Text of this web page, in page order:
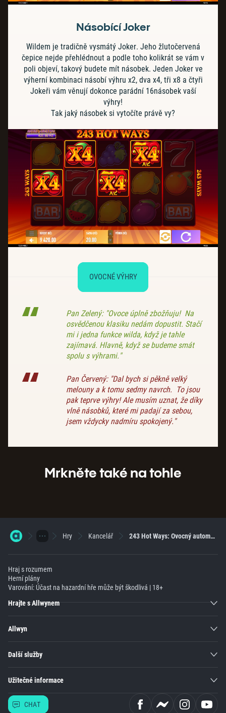
Násobící Joker
Wildem je tradičně vysmátý Joker. Jeho žlutočervená
čepice nejde přehlédnout a podle toho kolikrát se vám v
poli objeví, takový budete mít násobek. Jeden Joker ve
výherní kombinaci násobí výhru x2, dva x4, tři x8 a čtyři
Jokeři vám věnují dokonce parádní 16násobek vaší
výhry!
Tak jaký násobek si vytočíte právě vy?
OVOCNÉ VÝHRY
Pan Zelený: "Ovoce úplně zbožňuju! Na
osvědčenou klasiku nedám dopustit. Stačí
mi i jedna funkce wilda, když je tahle
zajímavá. Hlavně, když se budeme smát
spolu s výhrami."
Pan Červený: "Dal bych si pěkně velký
melouny a k tomu sedmy navrch. To jsou
pak teprve výhry! Ale musím uznat, že díky
vlně násobků, které mi padají za sebou,
jsem vždycky nadmíru spokojený."
Mrkněte také na tohle
Hry Kancelář 243 Hot Ways: Ovocný automat plný vitaminů a bombastických výher
Hraj s rozumem
Herní plány
Varování: Účast na hazardní hře může být škodlivá | 18+
Hrajte s Allwynem
Allwyn
Další služby
Užitečné informace
CHAT